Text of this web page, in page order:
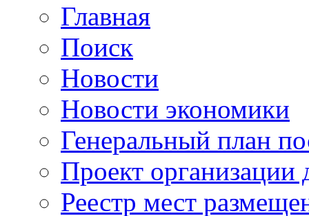
Главная
Поиск
Новости
Новости экономики
Генеральный план
Проект
Реестр мест